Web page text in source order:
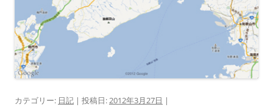
カテゴリー: 日記 | 投稿日:2012年3月27日 |